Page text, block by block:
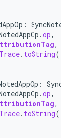
:
.op,
,
. toString())
:
.op,
,
. toString())